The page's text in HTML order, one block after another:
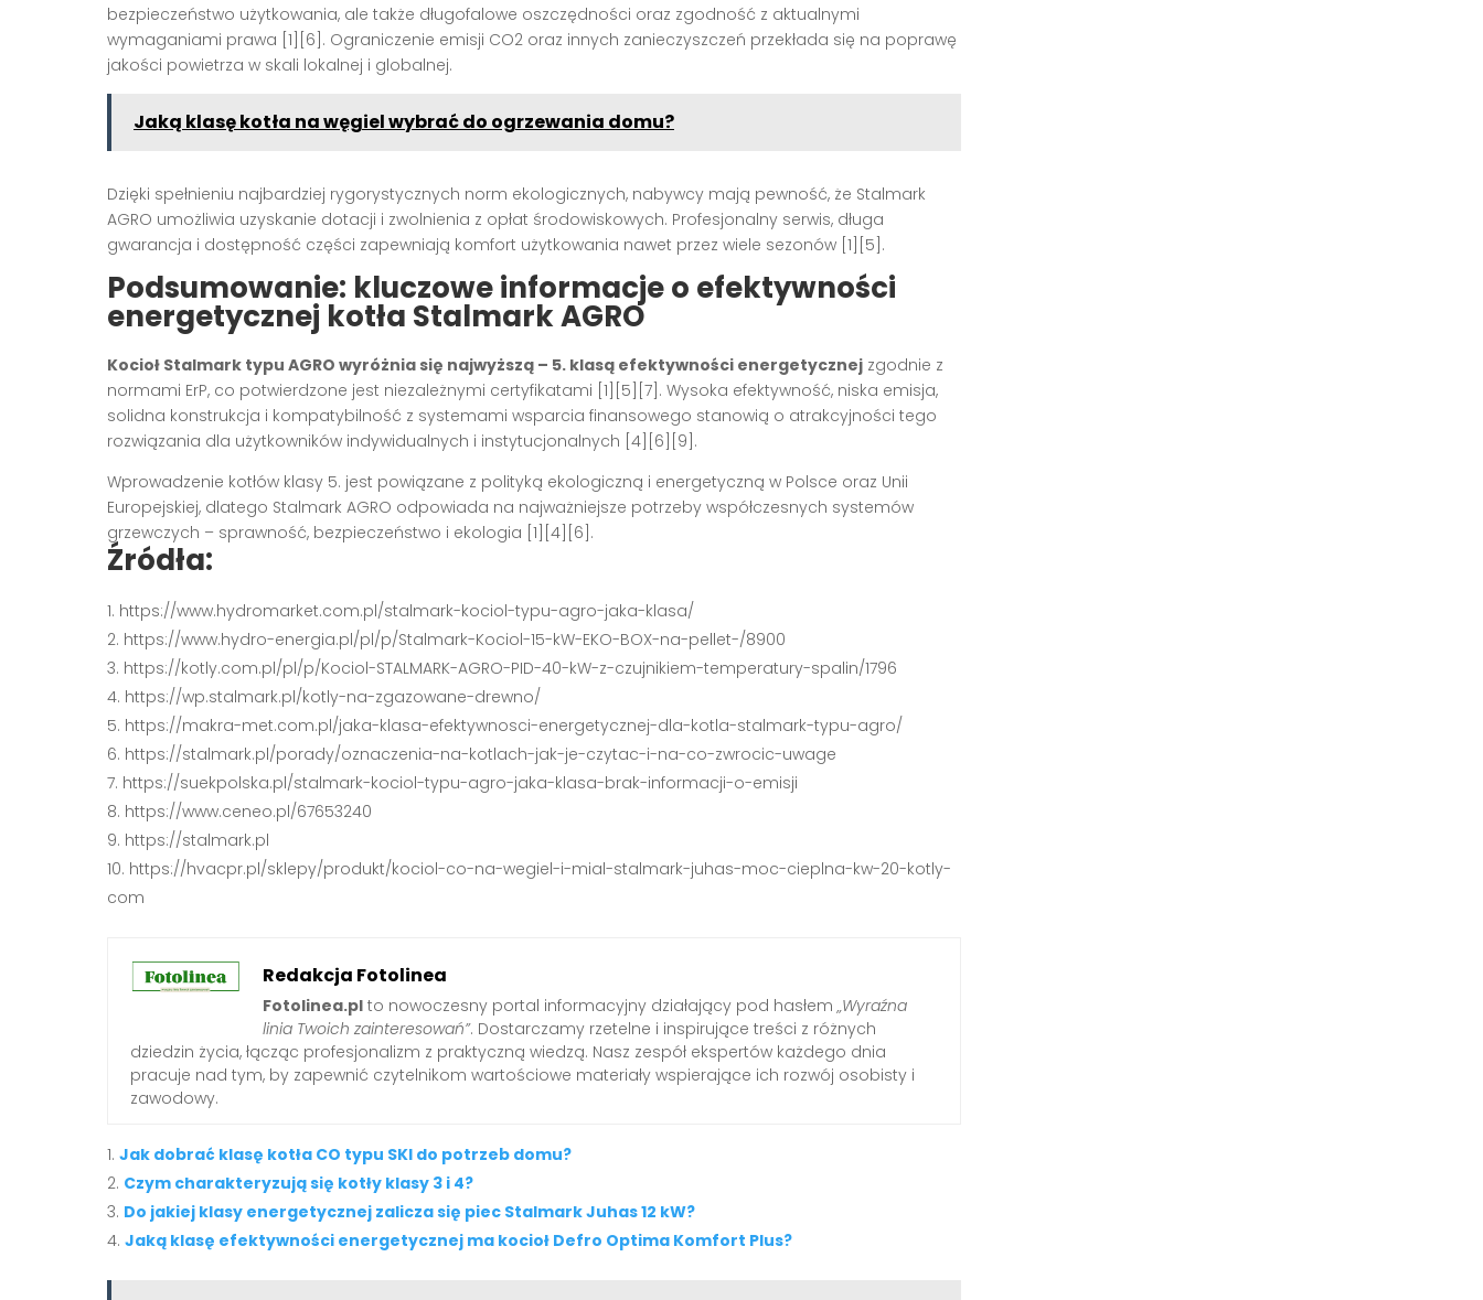
bezpieczeństwo użytkowania, ale także długofalowe oszczędności oraz zgodność z aktualnymi
wymaganiami prawa [1][6] . Ograniczenie emisji CO2 oraz innych zanieczyszczeń przekłada się na poprawę
jakości powietrza w skali lokalnej i globalnej.
Jaką klasę kotła na węgiel wybrać do ogrzewania domu?
Dzięki spełnieniu najbardziej rygorystycznych norm ekologicznych, nabywcy mają pewność, że Stalmark
AGRO umożliwia uzyskanie dotacji i zwolnienia z opłat środowiskowych. Profesjonalny serwis, długa
gwarancja i dostępność części zapewniają komfort użytkowania nawet przez wiele sezonów [1][5] .
Podsumowanie: kluczowe informacje o efektywności
energetycznej kotła Stalmark AGRO
Kocioł Stalmark typu AGRO wyróżnia się najwyższą – 5. klasą efektywności energetycznej zgodnie z
normami ErP, co potwierdzone jest niezależnymi certyfikatami [1][5][7] . Wysoka efektywność, niska emisja,
solidna konstrukcja i kompatybilność z systemami wsparcia finansowego stanowią o atrakcyjności tego
rozwiązania dla użytkowników indywidualnych i instytucjonalnych [4][6][9] .
Wprowadzenie kotłów klasy 5. jest powiązane z polityką ekologiczną i energetyczną w Polsce oraz Unii
Europejskiej, dlatego Stalmark AGRO odpowiada na najważniejsze potrzeby współczesnych systemów
grzewczych – sprawność, bezpieczeństwo i ekologia [1][4][6] .
Źródła:
https://www.hydromarket.com.pl/stalmark-kociol-typu-agro-jaka-klasa/
https://www.hydro-energia.pl/pl/p/Stalmark-Kociol-15-kW-EKO-BOX-na-pellet-/8900
https://kotly.com.pl/pl/p/Kociol-STALMARK-AGRO-PID-40-kW-z-czujnikiem-temperatury-spalin/1796
https://wp.stalmark.pl/kotly-na-zgazowane-drewno/
https://makra-met.com.pl/jaka-klasa-efektywnosci-energetycznej-dla-kotla-stalmark-typu-agro/
https://stalmark.pl/porady/oznaczenia-na-kotlach-jak-je-czytac-i-na-co-zwrocic-uwage
https://suekpolska.pl/stalmark-kociol-typu-agro-jaka-klasa-brak-informacji-o-emisji
https://www.ceneo.pl/67653240
https://stalmark.pl
https://hvacpr.pl/sklepy/produkt/kociol-co-na-wegiel-i-mial-stalmark-juhas-moc-cieplna-kw-20-kotly-
com
Redakcja Fotolinea
Fotolinea.pl to nowoczesny portal informacyjny działający pod hasłem „Wyraźna
linia Twoich zainteresowań”. Dostarczamy rzetelne i inspirujące treści z różnych
dziedzin życia, łącząc profesjonalizm z praktyczną wiedzą. Nasz zespół ekspertów każdego dnia
pracuje nad tym, by zapewnić czytelnikom wartościowe materiały wspierające ich rozwój osobisty i
zawodowy.
Jak dobrać klasę kotła CO typu SKI do potrzeb domu?
Czym charakteryzują się kotły klasy 3 i 4?
Do jakiej klasy energetycznej zalicza się piec Stalmark Juhas 12 kW?
Jaką klasę efektywności energetycznej ma kocioł Defro Optima Komfort Plus?